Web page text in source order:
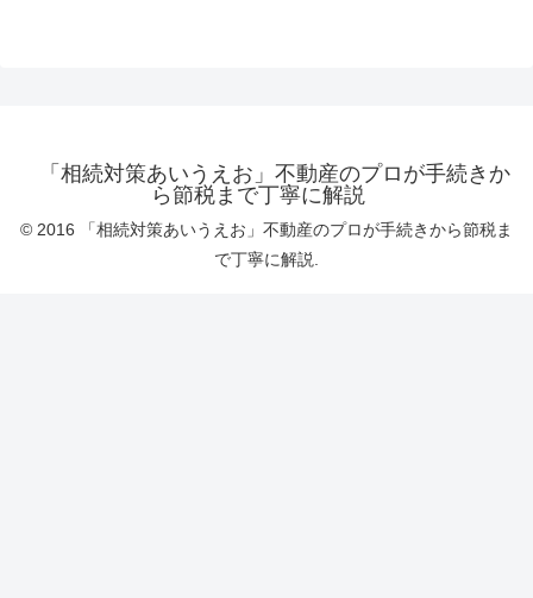
「相続対策あいうえお」不動産のプロが手続きか
ら節税まで丁寧に解説
© 2016 「相続対策あいうえお」不動産のプロが手続きから節税ま
で丁寧に解説.